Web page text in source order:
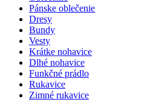
Pánske oblečenie
Dresy
Bundy
Vesty
Krátke nohavice
Dlhé nohavice
Funkčné prádlo
Rukavice
Zimné rukavice